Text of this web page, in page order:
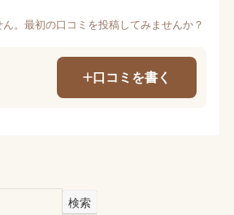
。最初の口コミを投稿してみませんか？
口コミを書く
検索